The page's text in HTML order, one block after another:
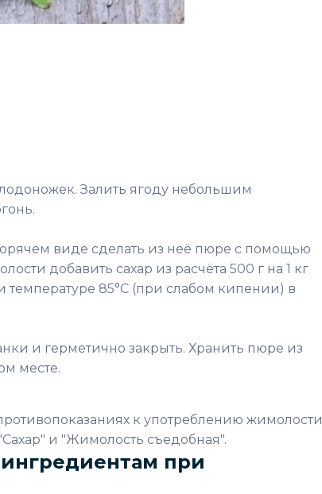
Залить ягоду небольшим
виде сделать из неё пюре с помощью
добавить сахар из расчёта 500 г на 1 кг
температуре 85°С (при слабом кипении) в
и герметично закрыть. Хранить пюре из
месте.
к употреблению жимолости
и "Жимолость съедобная".
при